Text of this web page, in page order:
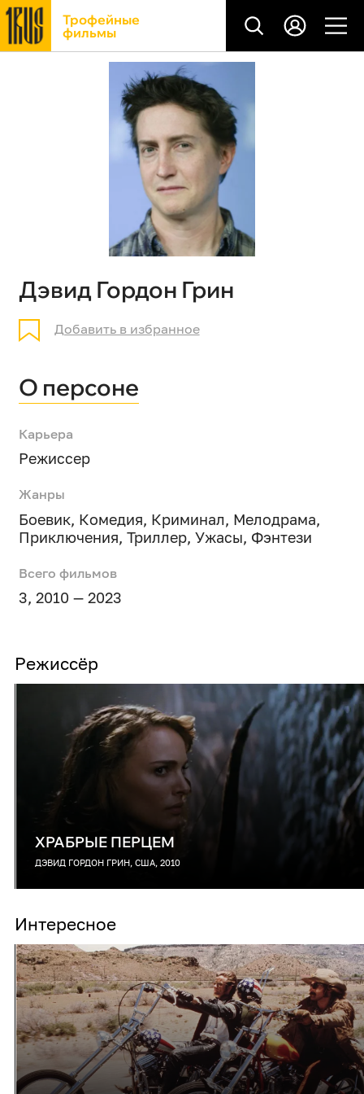
Трофейные
фильмы
Дэвид Гордон Грин
Добавить в избранное
О персоне
Карьера
Режиссер
Жанры
Боевик, Комедия, Криминал, Мелодрама,
Приключения, Триллер, Ужасы, Фэнтези
Всего фильмов
3, 2010 — 2023
Режиссёр
ХРАБРЫЕ ПЕРЦЕМ
ДЭВИД ГОРДОН ГРИН, США, 2010
Интересное